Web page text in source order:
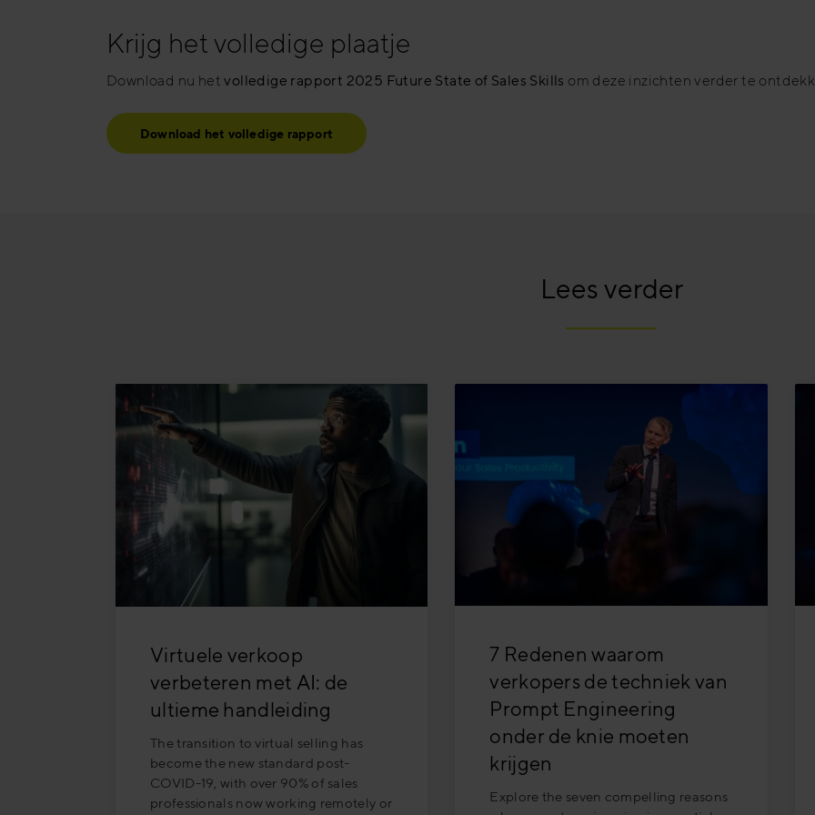
Krijg het volledige plaatje
Download nu hetvolledige rapport 2025 Future State of Sales Skills om deze inzichten verder te
Download het volledige rapport
Lees verder
Virtuele verkoop
verbeteren met AI: de
ultieme handleiding
The transition to virtual selling has
become the new standard post-
COVID-19, with over 90% of sales
professionals now working remotely or
7 Redenen waarom
verkopers de techniek van
Prompt Engineering
onder de knie moeten
krijgen
Explore the seven compelling reasons